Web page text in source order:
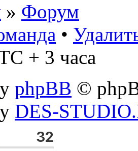
» Форум
•
+ 3 часа
phpBB ©
DES-